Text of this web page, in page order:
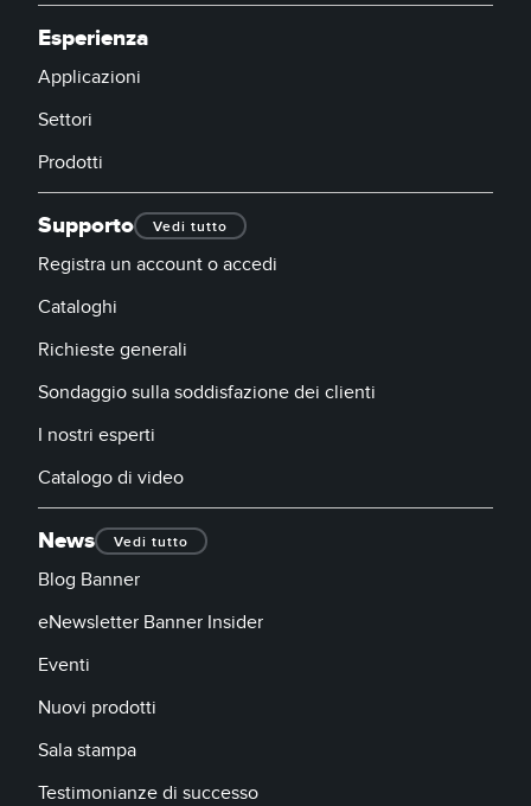
Esperienza
Applicazioni
Settori
Prodotti
Supporto Vedi tutto
Registra un account o accedi
Cataloghi
Richieste generali
Sondaggio sulla soddisfazione dei clienti
I nostri esperti
Catalogo di video
News Vedi tutto
Blog Banner
eNewsletter Banner Insider
Eventi
Nuovi prodotti
Sala stampa
Testimonianze di successo